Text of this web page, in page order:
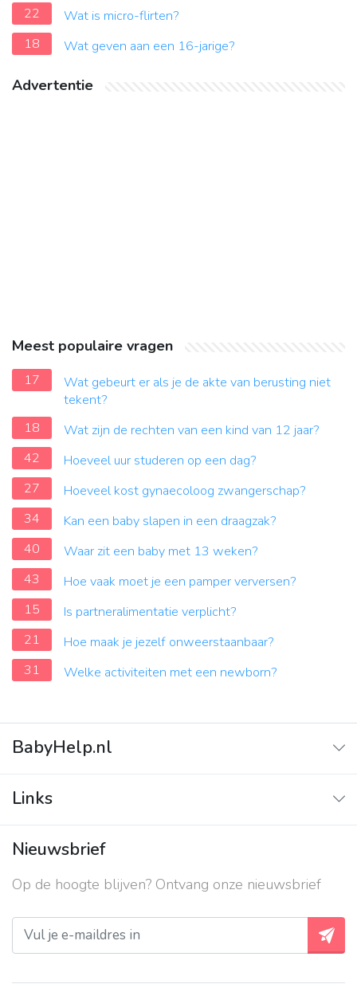
22
Wat is micro-flirten?
18
Wat geven aan een 16-jarige?
Advertentie
Meest populaire vragen
17
Wat gebeurt er als je de akte van berusting niet
tekent?
18
Wat zijn de rechten van een kind van 12 jaar?
42
Hoeveel uur studeren op een dag?
27
Hoeveel kost gynaecoloog zwangerschap?
34
Kan een baby slapen in een draagzak?
40
Waar zit een baby met 13 weken?
43
Hoe vaak moet je een pamper verversen?
15
Is partneralimentatie verplicht?
21
Hoe maak je jezelf onweerstaanbaar?
31
Welke activiteiten met een newborn?
BabyHelp.nl
Vraag & Antwoord
Links
Contact
Over ons
Privacy beleid
Nieuwsbrief
Op de hoogte blijven? Ontvang onze nieuwsbrief